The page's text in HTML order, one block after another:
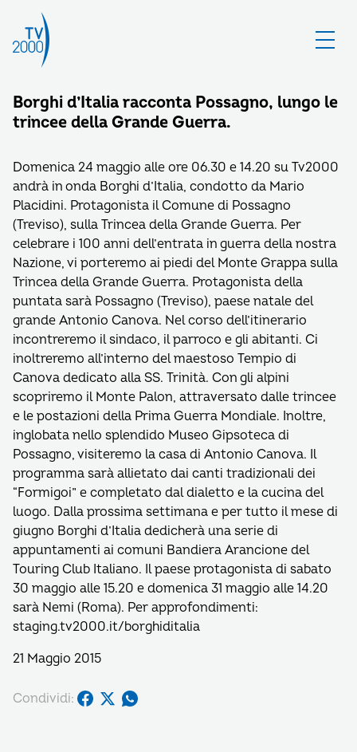
Borghi d’Italia racconta Possagno, lungo le
trincee della Grande Guerra.
Domenica 24 maggio alle ore 06.30 e 14.20 su Tv2000
andrà in onda Borghi d’Italia, condotto da Mario
Placidini. Protagonista il Comune di Possagno
(Treviso), sulla Trincea della Grande Guerra. Per
celebrare i 100 anni dell’entrata in guerra della nostra
Nazione, vi porteremo ai piedi del Monte Grappa sulla
Trincea della Grande Guerra. Protagonista della
puntata sarà Possagno (Treviso), paese natale del
grande Antonio Canova. Nel corso dell’itinerario
incontreremo il sindaco, il parroco e gli abitanti. Ci
inoltreremo all’interno del maestoso Tempio di
Canova dedicato alla SS. Trinità. Con gli alpini
scopriremo il Monte Palon, attraversato dalle trincee
e le postazioni della Prima Guerra Mondiale. Inoltre,
inglobata nello splendido Museo Gipsoteca di
Possagno, visiteremo la casa di Antonio Canova. Il
programma sarà allietato dai canti tradizionali dei
“Formigoi” e completato dal dialetto e la cucina del
luogo. Dalla prossima settimana e per tutto il mese di
giugno Borghi d’Italia dedicherà una serie di
appuntamenti ai comuni Bandiera Arancione del
Touring Club Italiano. Il paese protagonista di sabato
30 maggio alle 15.20 e domenica 31 maggio alle 14.20
sarà Nemi (Roma). Per approfondimenti:
staging.tv2000.it/borghiditalia
21 Maggio 2015
Condividi: